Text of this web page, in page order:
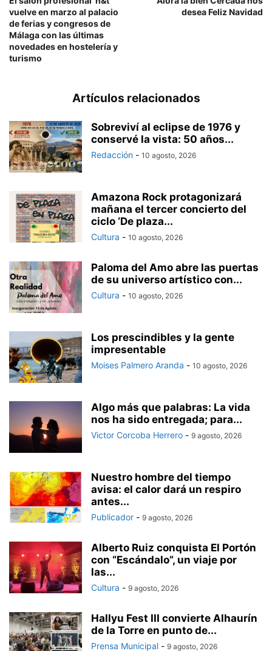
vuelve en marzo al palacio
de ferias y congresos de
Málaga con las últimas
novedades en hostelería y
turismo
desea Feliz Navidad
Artículos relacionados
Sobreviví al eclipse de 1976 y
conservé la vista: 50 años...
Redacción - 10 agosto, 2026
Amazona Rock protagonizará
mañana el tercer concierto del
ciclo ‘De plaza...
Cultura - 10 agosto, 2026
Paloma del Amo abre las puertas
de su universo artístico con...
Cultura - 10 agosto, 2026
Los prescindibles y la gente
impresentable
Moises Palmero Aranda - 10 agosto, 2026
Algo más que palabras: La vida
nos ha sido entregada; para...
Victor Corcoba Herrero - 9 agosto, 2026
Nuestro hombre del tiempo
avisa: el calor dará un respiro
antes...
Publicador - 9 agosto, 2026
Alberto Ruiz conquista El Portón
con “Escándalo”, un viaje por
las...
Cultura - 9 agosto, 2026
Hallyu Fest III convierte Alhaurín
de la Torre en punto de...
Prensa Municipal - 9 agosto, 2026